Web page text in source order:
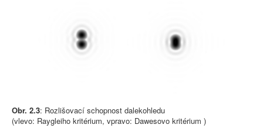
Obr. 2.3: Rozlišovací schopnost dalekohledu
(vlevo: Raygleiho kritérium, vpravo: Dawesovo kritérium )